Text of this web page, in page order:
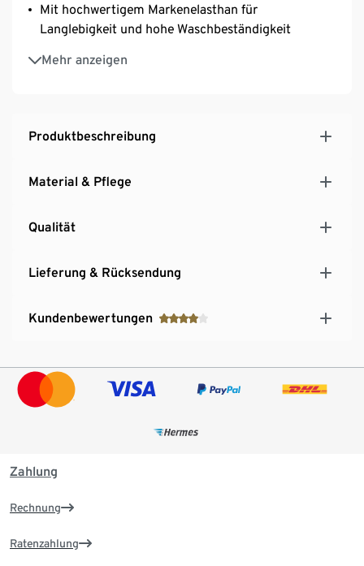
Mit hochwertigem Markenelasthan für
Langlebigkeit und hohe Waschbeständigkeit
Mehr anzeigen
Längenverstellbare Träger
3-fach verstellbarer SoftSeal®-Häkchenverschluss
Produktbeschreibung
Material & Pflege
Qualität
Lieferung & Rücksendung
Kundenbewertungen
Zahlung
Rechnung
Ratenzahlung